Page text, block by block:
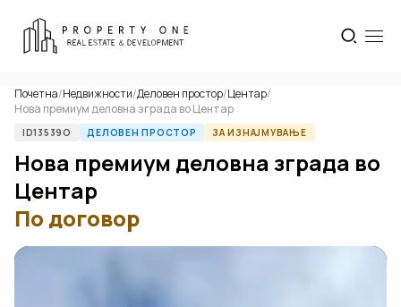
Почетна/Недвижности/Деловен простор/Центар/
Нова премиум деловна зграда во Центар
ID13539O ДЕЛОВЕН ПРОСТОР ЗА ИЗНАЈМУВАЊЕ
Нова премиум деловна зграда во
Центар
По договор